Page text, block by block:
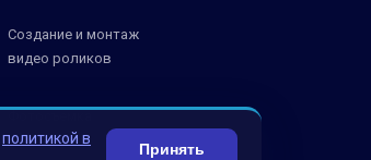
Создание и монтаж
видео роликов
политикой в
Принять